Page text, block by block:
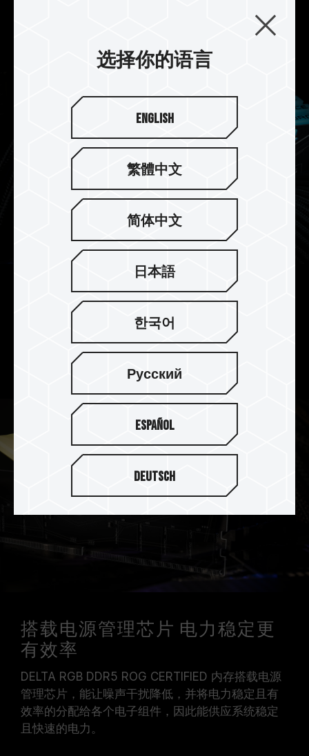
专业导热硅胶，强化电源管理芯片散热设计，有效
On-die ECC 除错机制 系统更稳定
DELTA 炫光 RGB DDR5 ROG CERTIFIED 内存支持
On-die ECC 除错机制，提供错误修正与侦测功能，
在追求效能的同时让系统更稳定。
搭载电源管理芯片 电力稳定更
有效率
DELTA RGB DDR5 ROG CERTIFIED 内存搭载电源
管理芯片，能让噪声干扰降低，并将电力稳定且有
效率的分配给各个电子组件，因此能供应系统稳定
且快速的电力。
选择你的语言
English
繁體中文
简体中文
日本語
한국어
Русский
Español
Deutsch